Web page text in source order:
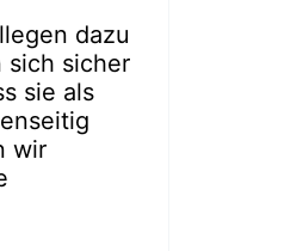
dazu
sich sicher
sie als
wir